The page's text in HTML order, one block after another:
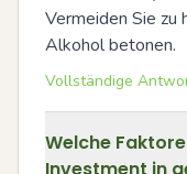
Vermeiden Sie zu
Alkohol betonen.
Vollständige
Welche